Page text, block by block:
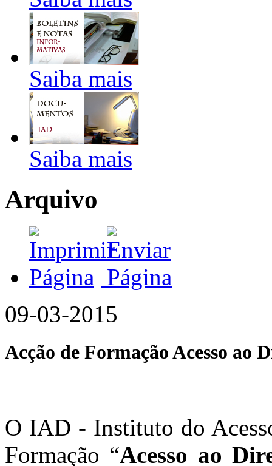
Saiba mais
Saiba mais
Arquivo
09-03-2015
Acção de Formação Acesso ao
O IAD - Instituto do
Formação “Acesso ao